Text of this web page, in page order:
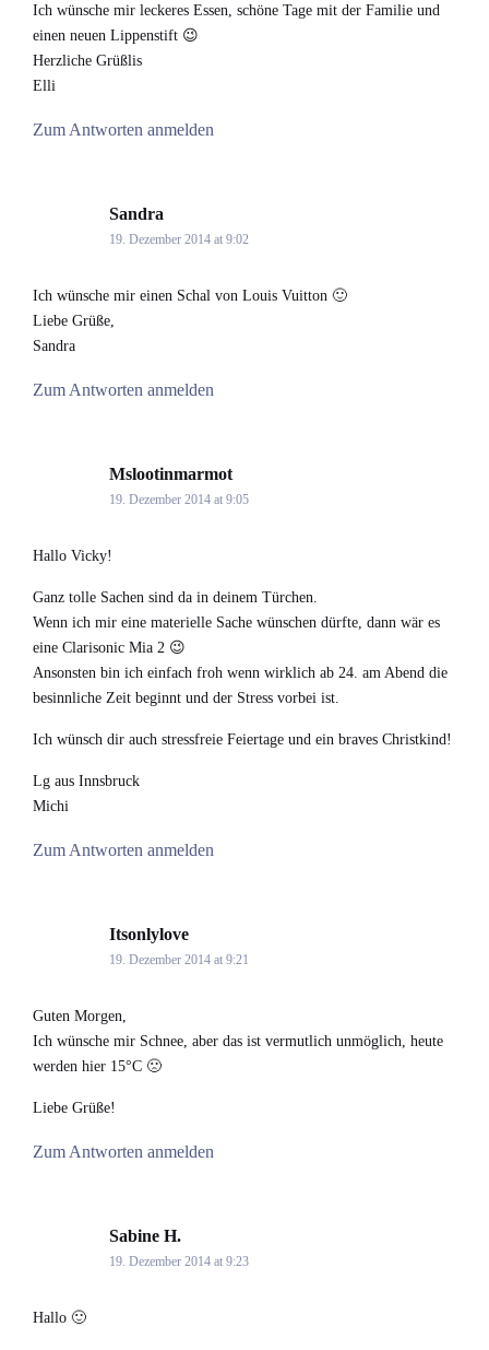
Ich wünsche mir leckeres Essen, schöne Tage mit der Familie und
einen neuen Lippenstift 😉
Herzliche Grüßlis
Elli
Zum Antworten anmelden
Sandra
19. Dezember 2014 at 9:02
Ich wünsche mir einen Schal von Louis Vuitton 🙂
Liebe Grüße,
Sandra
Zum Antworten anmelden
Mslootinmarmotsays:
19. Dezember 2014 at 9:05
Hallo Vicky!
Ganz tolle Sachen sind da in deinem Türchen.
Wenn ich mir eine materielle Sache wünschen dürfte, dann wär es
eine Clarisonic Mia 2 😉
Ansonsten bin ich einfach froh wenn wirklich ab 24. am Abend die
besinnliche Zeit beginnt und der Stress vorbei ist.
Ich wünsch dir auch stressfreie Feiertage und ein braves Christkind!
Lg aus Innsbruck
Michi
Zum Antworten anmelden
Itsonlylove
19. Dezember 2014 at 9:21
Guten Morgen,
Ich wünsche mir Schnee, aber das ist vermutlich unmöglich, heute
werden hier 15°C 🙁
Liebe Grüße!
Zum Antworten anmelden
Sabine H.
19. Dezember 2014 at 9:23
Hallo 🙂